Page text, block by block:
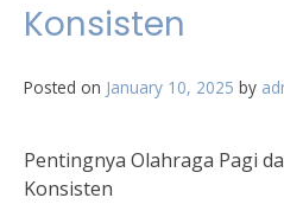
Konsisten
Posted on January 10, 2025 by
Pentingnya Olahraga Pagi
Konsisten